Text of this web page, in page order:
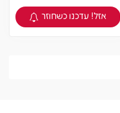
צפיה במוצר
אזל! עדכנו כשחוזר